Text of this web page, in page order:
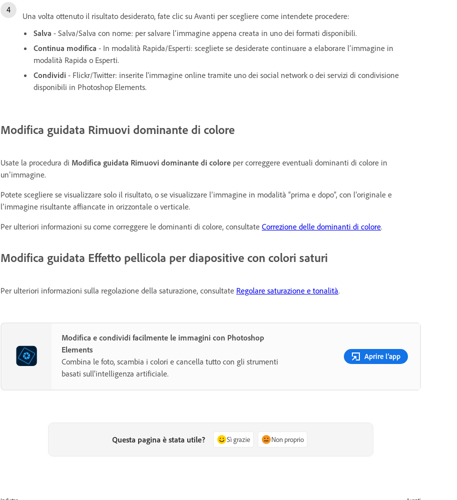
Una volta ottenuto il risultato desiderato, fate clic su Avanti per scegliere come intendete procedere:
Salva - Salva/Salva con nome: per salvare l’immagine appena creata in uno dei formati disponibili.
Continua modifica - In modalità Rapida/Esperti: scegliete se desiderate continuare a elaborare l’immagine in
modalità Rapida o Esperti.
Condividi - Flickr/Twitter: inserite l'immagine online tramite uno dei social network o dei servizi di condivisione
disponibili in Photoshop Elements.
Modifica guidata Rimuovi dominante di colore
Usate la procedura di Modifica guidata Rimuovi dominante di colore per correggere eventuali dominanti di colore in
un’immagine.
Potete scegliere se visualizzare solo il risultato, o se visualizzare l’immagine in modalità “prima e dopo”, con l’originale e
l’immagine risultante affiancate in orizzontale o verticale.
Per ulteriori informazioni su come correggere le dominanti di colore, consultate Correzione delle dominanti di colore.
Modifica guidata Effetto pellicola per diapositive con colori saturi
Per ulteriori informazioni sulla regolazione della saturazione, consultate Regolare saturazione e tonalità.
Modifica e condividi facilmente le immagini con Photoshop
Elements
Combina le foto, scambia i colori e cancella tutto con gli strumenti
basati sull'intelligenza artificiale.
Aprire l’app
Questa pagina è stata utile? Sì grazie Non proprio